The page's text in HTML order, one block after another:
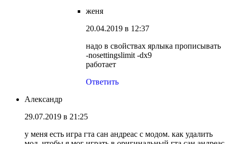
женя
20.04.2019 в 12:37
надо в свойствах ярлыка прописывать
-nosettingslimit -dx9
работает
Ответить
Александр
29.07.2019 в 21:25
у меня есть игра гта сан андреас с модом. как удалить